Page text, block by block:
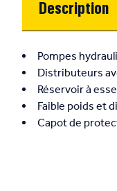
Description
Pompes
Distributeurs
Réservoir à
Faible poids et
Capot de